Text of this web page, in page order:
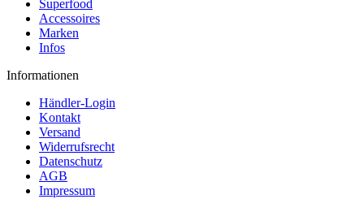
Superfood
Accessoires
Marken
Infos
Informationen
Händler-Login
Kontakt
Versand
Widerrufsrecht
Datenschutz
AGB
Impressum